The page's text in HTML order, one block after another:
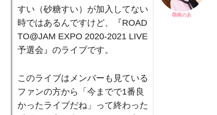
すい（砂糖すい）が加入してない
時ではあるんですけど、『ROAD
TO@JAM EXPO 2020-2021 LIVE
予選会』のライブです。
このライブはメンバーも見ている
ファンの方から「今までで1番良
かったライブだね」って終わった
萌南のあ